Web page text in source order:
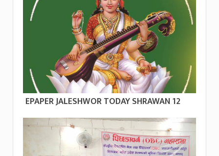
EPAPER JALESHWOR TODAY SHRAWAN 12